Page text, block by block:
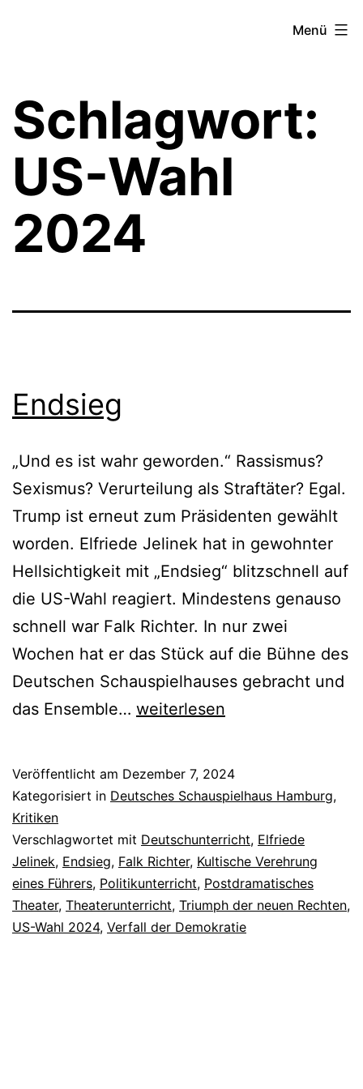
Menü
Schlagwort:
US-Wahl
2024
Endsieg
„Und es ist wahr geworden.“ Rassismus?
Sexismus? Verurteilung als Straftäter? Egal.
Trump ist erneut zum Präsidenten gewählt
worden. Elfriede Jelinek hat in gewohnter
Hellsichtigkeit mit „Endsieg“ blitzschnell auf
die US-Wahl reagiert. Mindestens genauso
schnell war Falk Richter. In nur zwei
Wochen hat er das Stück auf die Bühne des
Deutschen Schauspielhauses gebracht und
das Ensemble… Endsieg
weiterlesen
Veröffentlicht am Dezember 7, 2024
Kategorisiert in Deutsches Schauspielhaus Hamburg,
Kritiken
Verschlagwortet mit Deutschunterricht, Elfriede
Jelinek, Endsieg, Falk Richter, Kultische Verehrung
eines Führers, Politikunterricht, Postdramatisches
Theater, Theaterunterricht, Triumph der neuen Rechten,
US-Wahl 2024, Verfall der Demokratie